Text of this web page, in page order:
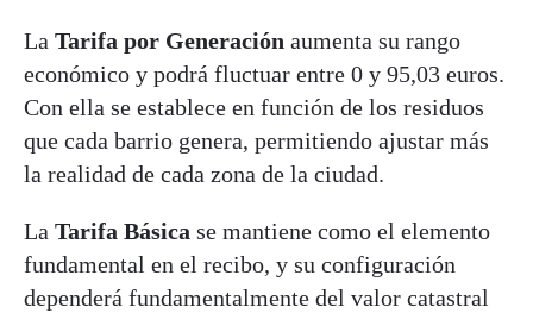
La Tarifa por Generación aumenta su rango
económico y podrá fluctuar entre 0 y 95,03 euros.
Con ella se establece en función de los residuos
que cada barrio genera, permitiendo ajustar más
la realidad de cada zona de la ciudad.
La Tarifa Básica se mantiene como el elemento
fundamental en el recibo, y su configuración
dependerá fundamentalmente del valor catastral